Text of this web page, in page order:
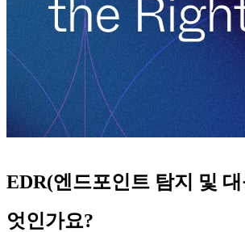
EDR(엔드포인트 탐지 및
엇인가요?